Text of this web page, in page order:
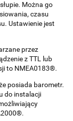
Można go
czasu
Ustawienie jest
przez
z TTL lub
to NMEA0183®.
posiada barometr.
do instalacji